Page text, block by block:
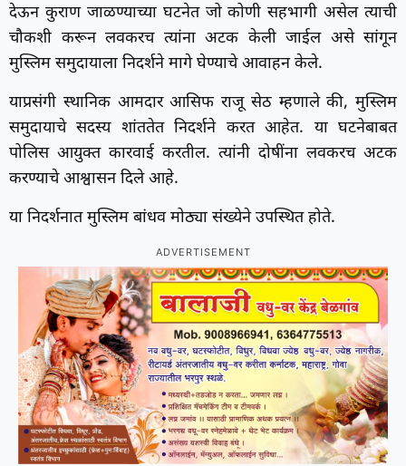
देऊन कुराण जाळण्याच्या घटनेत जो कोणी सहभागी असेल त्याची
चौकशी करून लवकरच त्यांना अटक केली जाईल असे सांगून
मुस्लिम समुदायाला निदर्शने मागे घेण्याचे आवाहन केले.
याप्रसंगी स्थानिक आमदार आसिफ राजू सेठ म्हणाले की, मुस्लिम
समुदायाचे सदस्य शांततेत निदर्शने करत आहेत. या घटनेबाबत
पोलिस आयुक्त कारवाई करतील. त्यांनी दोषींना लवकरच अटक
करण्याचे आश्वासन दिले आहे.
या निदर्शनात मुस्लिम बांधव मोठ्या संख्येने उपस्थित होते.
ADVERTISEMENT